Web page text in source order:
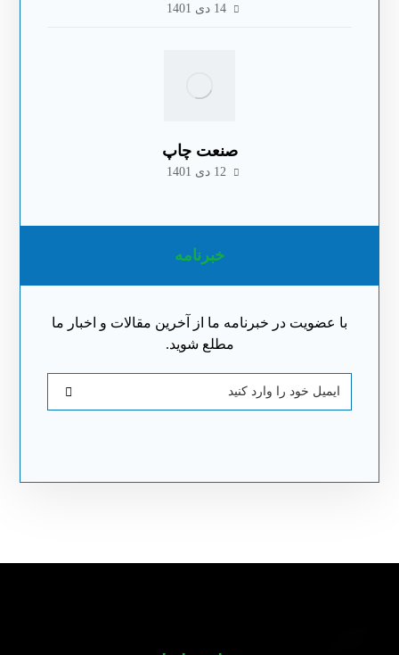
14 دی 1401
صنعت چاپ
12 دی 1401
خبرنامه
با عضویت در خبرنامه ما از آخرین مقالات و اخبار ما
مطلع شوید.